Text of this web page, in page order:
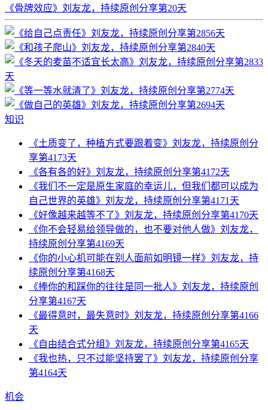
《骨牌效应》刘友龙，持续原创分享第20天
知识
《土质变了，种植方式要跟着变》刘友龙，持续原创分
享第4173天
《各有各的好》刘友龙，持续原创分享第4172天
《我们不一定是原生家庭的幸运儿，但我们都可以成为
自己世界的英雄》刘友龙，持续原创分享第4171天
《好像越来越等不了》刘友龙，持续原创分享第4170天
《你不会轻易给领导做的，也不要对他人做》刘友龙，
持续原创分享第4169天
《你的小心机可能在别人面前如明镜一样》刘友龙，持
续原创分享第4168天
《捧你的和踩你的往往是同一批人》刘友龙，持续原创
分享第4167天
《最得意时，最失意时》刘友龙，持续原创分享第4166
天
《自由结合式分组》刘友龙，持续原创分享第4165天
《我也热，只不过能坚持罢了》刘友龙，持续原创分享
第4164天
机会